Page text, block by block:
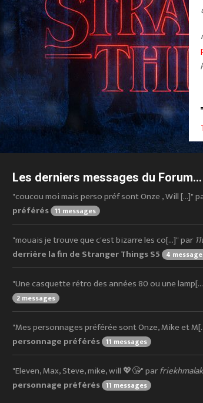
Les derniers messages du Forum...
"coucou moi mais perso préf sont Onze , Will [...]"
préférés 11 messages
"mouais je trouve que c'est bizarre les co[...]" par
derrière la fin de Stranger Things S5 4
"Une casquette rétro des années 80 ou une
2 messages
"Mes personnages préférée sont Onze, Mike et
personnage préférés 11 messages
"Eleven, Max, Steve, mike, will 💖😘" par
personnage préférés 11 messages